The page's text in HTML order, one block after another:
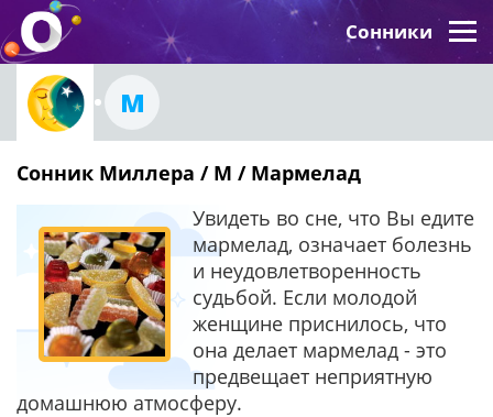
Сонники
М
Сонник Миллера / М / Мармелад
Увидеть во сне, что Вы едите
мармелад, означает болезнь
и неудовлетворенность
судьбой. Если молодой
женщине приснилось, что
она делает мармелад - это
предвещает неприятную
домашнюю атмосферу.